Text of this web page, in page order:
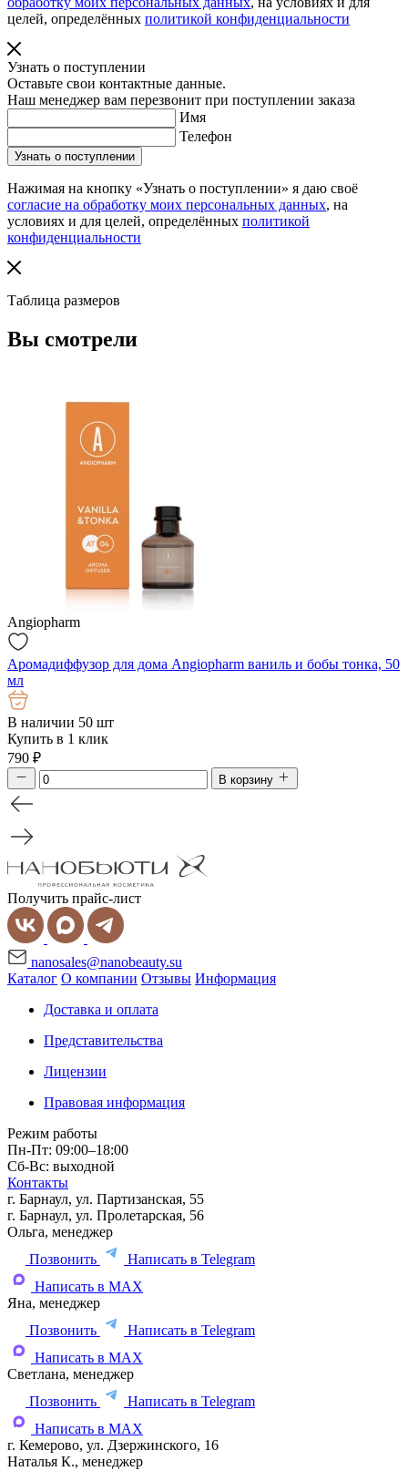
целей, определённых политикой конфиденциальности
Узнать о поступлении
Оставьте свои контактные данные.
Наш менеджер вам перезвонит при поступлении заказа
Имя
Телефон
Нажимая на кнопку «Узнать о поступлении» я даю своё
согласие на обработку моих персональных данных, на
условиях и для целей, определённых политикой
конфиденциальности
Таблица размеров
Вы смотрели
Angiopharm
Аромадиффузор для дома Angiopharm ваниль и бобы тонка, 50
мл
В наличии 50 шт
Купить в 1 клик
790 ₽
В корзину
Получить прайс-лист
nanosales@nanobeauty.su
Каталог О компании Отзывы Информация
Доставка и оплата
Представительства
Лицензии
Правовая информация
Режим работы
Пн-Пт: 09:00–18:00
Сб-Вс: выходной
Контакты
г. Барнаул, ул. Партизанская, 55
г. Барнаул, ул. Пролетарская, 56
Ольга, менеджер
Позвонить
Написать в Telegram
Написать в MAX
Яна, менеджер
Позвонить
Написать в Telegram
Написать в MAX
Светлана, менеджер
Позвонить
Написать в Telegram
Написать в MAX
г. Кемерово, ул. Дзержинского, 16
Наталья К., менеджер